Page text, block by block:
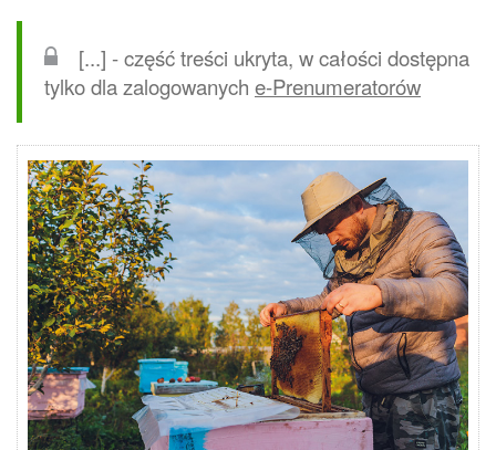
[...] - część treści ukryta, w całości dostępna
tylko dla zalogowanych e-Prenumeratorów